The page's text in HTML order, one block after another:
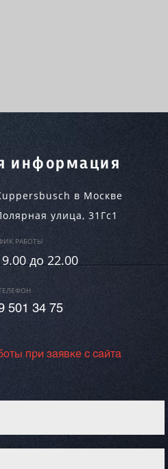
информация
в Москве
улица, 31Гс1
РАБОТЫ
до 22.00
501 34 75
при заявке с сайта